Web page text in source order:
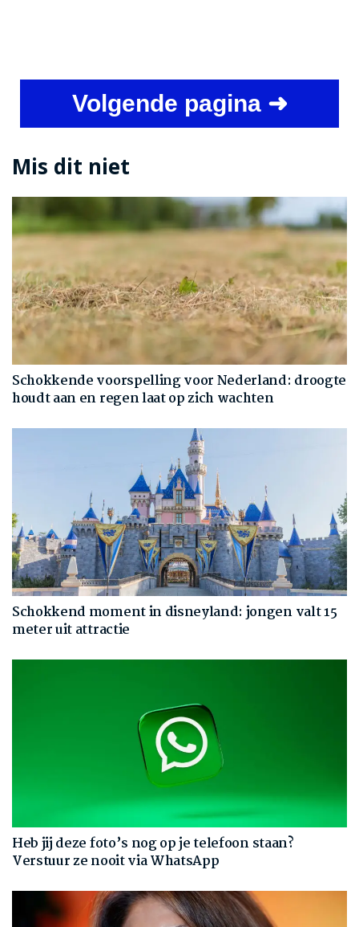
Volgende pagina ➜
Mis dit niet
Schokkende voorspelling voor Nederland: droogte
houdt aan en regen laat op zich wachten
Schokkend moment in disneyland: jongen valt 15
meter uit attractie
Heb jij deze foto’s nog op je telefoon staan?
Verstuur ze nooit via WhatsApp